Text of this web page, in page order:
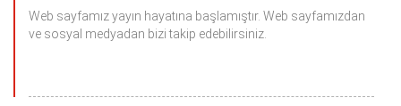
Web sayfamız yayın hayatına başlamıştır. Web sayfamızdan
ve sosyal medyadan bizi takip edebilirsiniz.